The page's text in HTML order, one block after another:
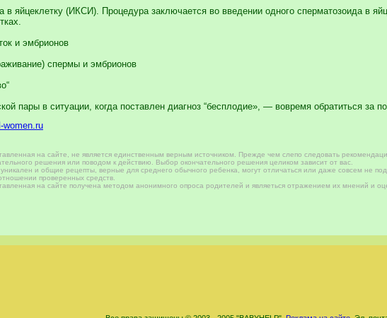
в яйцеклетку (ИКСИ). Процедура заключается во введении одного сперматозоида в
и эмбрионов
спермы и эмбрионов
пары в ситуации, когда поставлен диагноз “бесплодие», — вовремя обратиться за
women.ru
на сайте, не является единственным верным источником. Прежде чем слепо следовать
решения или поводом к действию. Выбор окончательного решения целиком зависит от вас.
и общие рецепты, верные для среднего обычного ребенка, могут отличаться или даже совсем не
проверенных средств.
на сайте получена методом анонимного опроса родителей и являеться отражением их мнений и